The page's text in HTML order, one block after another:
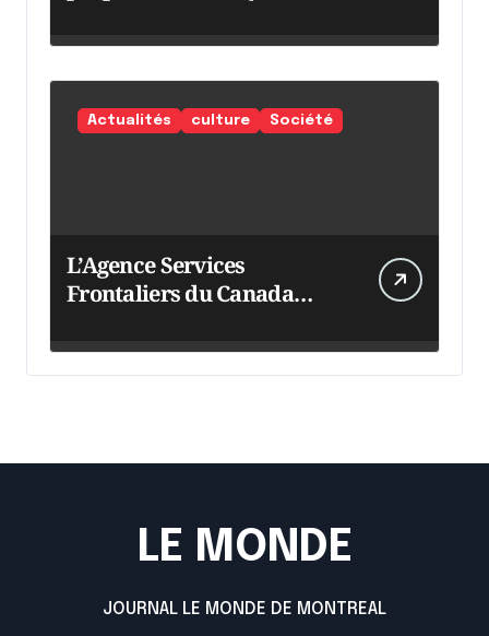
Actualités culture Société
L’Agence Services
Frontaliers du Canada
LE MONDE
JOURNAL LE MONDE DE MONTREAL